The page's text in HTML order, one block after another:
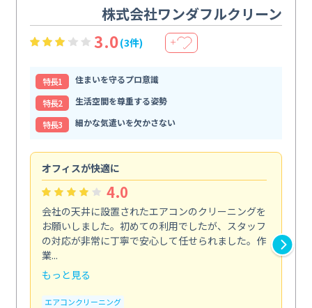
株式会社ワンダフルクリーン
3.0(3件) ＋
特⻑1
住まいを守るプロ意識
特⻑2
生活空間を尊重する姿勢
特⻑3
細かな気遣いを欠かさない
オフィスが快適に
4.0
会社の天井に設置されたエアコンのクリーニングを
お願いしました。初めての利用でしたが、スタッフ
の対応が非常に丁寧で安心して任せられました。作
業...
もっと見る
エアコンクリーニング